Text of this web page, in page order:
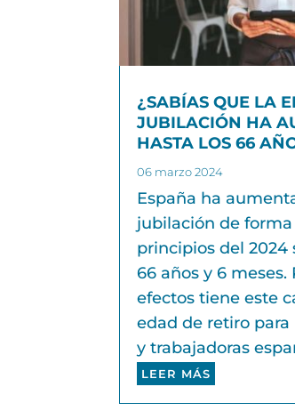
¿SABÍAS QUE LA
JUBILACIÓN HA
HASTA LOS 66
06 marzo 2024
España ha
jubilación de
principios del 2024
66 años y 6 meses.
efectos tiene este
edad de retiro para
y trabajadoras
LEER MÁS